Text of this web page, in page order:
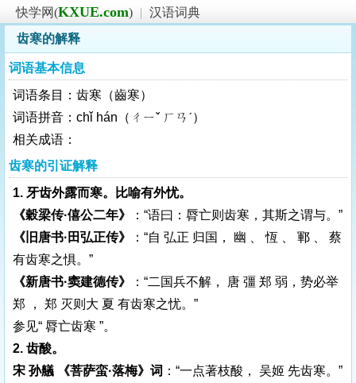
快学网(KXUE.com) | 汉语词典
齿寒的解释
词语基本信息
词语条目：齿寒（齒寒）
词语拼音：chǐ hán（ㄔㄧˇ ㄏㄢˊ）
相关成语：
齿寒的引证解释
1. 牙齿外露而寒。比喻有外忧。
《穀梁传·僖公二年》
：“语曰：脣亡则齿寒，其斯之谓与。”
《旧唐书·田弘正传》
：“自 弘正 归国， 幽 、 恆 、 鄆 、 蔡
有齿寒之惧。”
《新唐书·窦建德传》
：“二国兵不解， 唐 彊 郑 弱，势必举
郑 ， 郑 灭则大 夏 有齿寒之忧。”
参见“ 脣亡齿寒 ”。
2. 齿酸。
宋 孙艤 《菩萨蛮·落梅》词 ：“一点著枝酸， 吴姬 先齿寒。”